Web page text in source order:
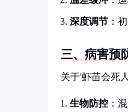
深度调节 ：
三、病害预
关于'虾苗会死
生物防控 ：